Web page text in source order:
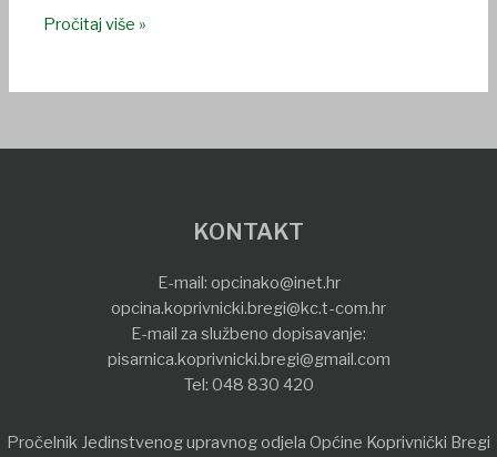
Pročitaj više »
KONTAKT
E-mail: opcinako@inet.hr
opcina.koprivnicki.bregi@kc.t-com.hr
E-mail za službeno dopisavanje:
pisarnica.koprivnicki.bregi@gmail.com
Tel: 048 830 420
Pročelnik Jedinstvenog upravnog odjela Općine Koprivnički Bregi